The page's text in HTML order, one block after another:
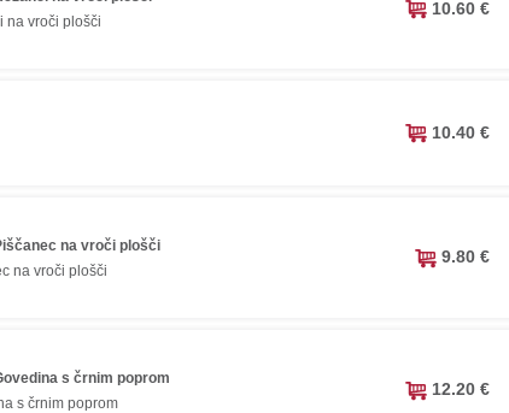
na vroči plošči
10.60 €
10.40 €
na vroči plošči
na vroči plošči
9.80 €
s črnim poprom
s črnim poprom
12.20 €